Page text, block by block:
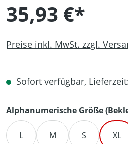
35,93 €*
Preise inkl. MwSt. zzgl.
Sofort verfügbar,
Alphanumerische Größe
L M S XL